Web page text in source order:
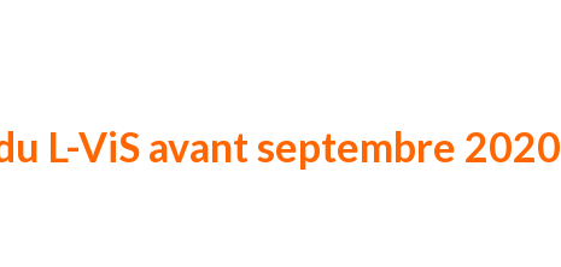
L-ViS avant septembre 2020